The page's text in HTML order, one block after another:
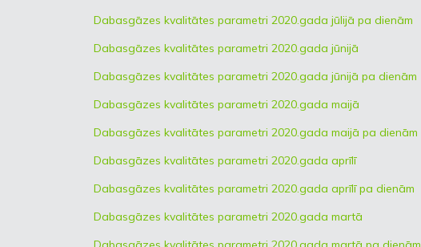
Dabasgāzes kvalitātes parametri 2020.gada jūlijā pa dienām
Dabasgāzes kvalitātes parametri 2020.gada jūnijā
Dabasgāzes kvalitātes parametri 2020.gada jūnijā pa dienām
Dabasgāzes kvalitātes parametri 2020.gada maijā
Dabasgāzes kvalitātes parametri 2020.gada maijā pa dienām
Dabasgāzes kvalitātes parametri 2020.gada aprīlī
Dabasgāzes kvalitātes parametri 2020.gada aprīlī pa dienām
Dabasgāzes kvalitātes parametri 2020.gada martā